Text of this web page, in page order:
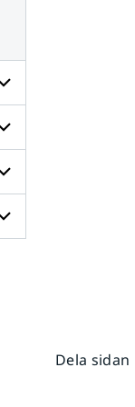
och
till
Dela sidan